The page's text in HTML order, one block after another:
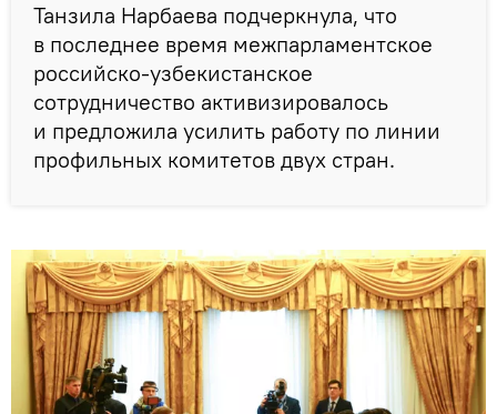
Танзила Нарбаева подчеркнула, что
в последнее время межпарламентское
российско-узбекистанское
сотрудничество активизировалось
и предложила усилить работу по линии
профильных комитетов двух стран.